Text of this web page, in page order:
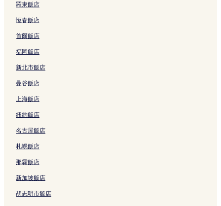
羅東飯店
恆春飯店
首爾飯店
福岡飯店
新北市飯店
曼谷飯店
上海飯店
紐約飯店
名古屋飯店
札幌飯店
那霸飯店
新加坡飯店
胡志明市飯店